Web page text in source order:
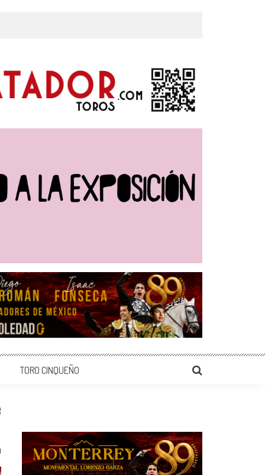
TORO CINQUEÑO